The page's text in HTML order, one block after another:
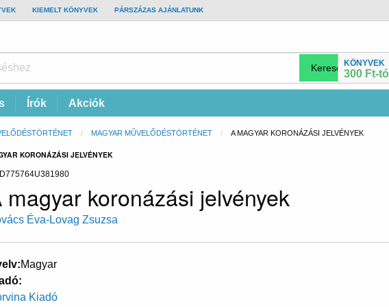
KIEMELT KÖNYVEK PÁRSZÁZAS AJÁNLATUNK
KÖNYVEK
300 Ft-tól
Írók Akciók
MAGYAR MŰVELŐDÉSTÖRTÉNET CURRENT:
A MAGYAR KORONÁZÁSI JELVÉNYEK
KORONÁZÁSI JELVÉNYEK
magyar koronázási jelvények
Éva-Lovag Zsuzsa
Magyar
Kiadó